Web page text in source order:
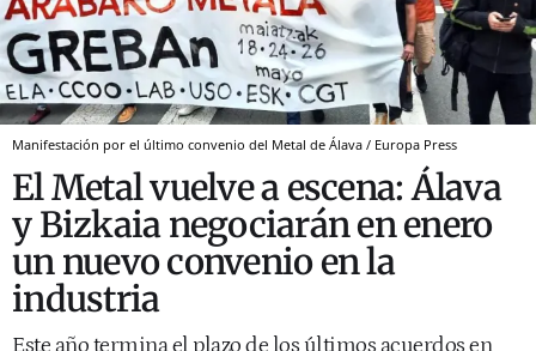
Manifestación por el último convenio del Metal de Álava / Europa Press
El Metal vuelve a escena: Álava
y Bizkaia negociarán en enero
un nuevo convenio en la
industria
Este año termina el plazo de los últimos acuerdos en